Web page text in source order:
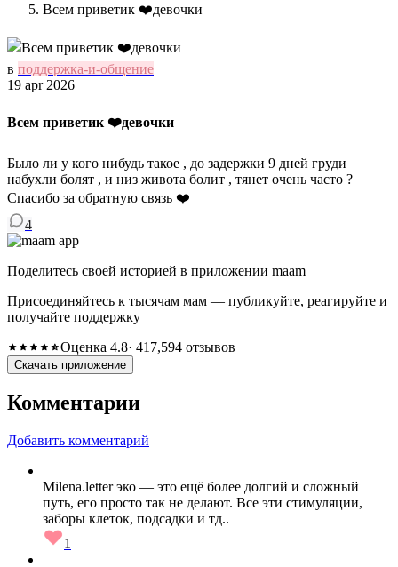
Всем приветик ❤️девочки
в поддержка-и-общение
19 apr 2026
Всем приветик ❤️девочки
Было ли у кого нибудь такое , до задержки 9 дней груди
набухли болят , и низ живота болит , тянет очень часто ?
Спасибо за обратную связь ❤️
4
Поделитесь своей историей в приложении maam
Присоединяйтесь к тысячам мам — публикуйте, реагируйте и
получайте поддержку
Оценка 4.8· 417,594 отзывов
Скачать приложение
Комментарии
Добавить комментарий
Milena.letter эко — это ещё более долгий и сложный
путь, его просто так не делают. Все эти стимуляции,
заборы клеток, подсадки и тд..
1